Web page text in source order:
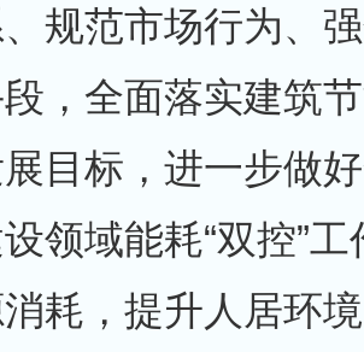
规范市场行为、
，全面落实建筑
目标，进一步做
领域能耗“双控”
耗，提升人居环